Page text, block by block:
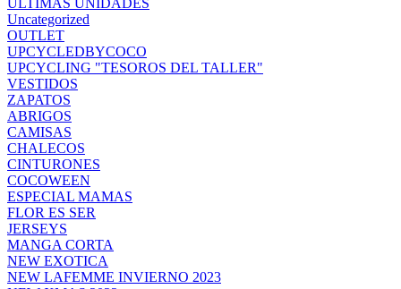
ULTIMAS UNIDADES
Uncategorized
OUTLET
UPCYCLEDBYCOCO
UPCYCLING "TESOROS DEL TALLER"
VESTIDOS
ZAPATOS
ABRIGOS
CAMISAS
CHALECOS
CINTURONES
COCOWEEN
ESPECIAL MAMAS
FLOR ES SER
JERSEYS
MANGA CORTA
NEW EXOTICA
NEW LAFEMME INVIERNO 2023